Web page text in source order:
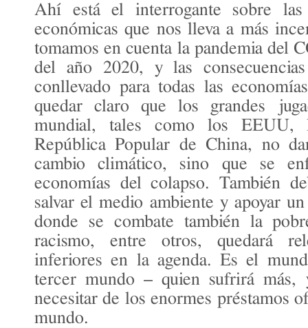
Ahí está el interrogante sobre
económicas que nos lleva a más
tomamos en cuenta la pandemia del
del año 2020, y las
conllevado para todas las
quedar claro que los grandes
mundial, tales como los
República Popular de China, no
cambio climático, sino que se
economías del colapso. También
salvar el medio ambiente y apoyar
donde se combate también la
racismo, entre otros, quedará
inferiores en la agenda. Es el
tercer mundo – quien sufrirá
necesitar de los enormes préstamos
mundo.